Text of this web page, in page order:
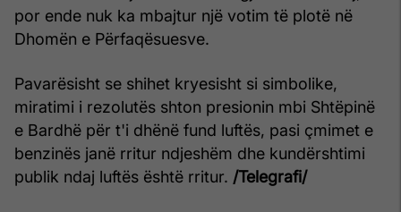
por ende nuk ka mbajtur një votim të plotë në
Dhomën e Përfaqësuesve.
Pavarësisht se shihet kryesisht si simbolike,
miratimi i rezolutës shton presionin mbi Shtëpinë
e Bardhë për t'i dhënë fund luftës, pasi çmimet e
benzinës janë rritur ndjeshëm dhe kundërshtimi
publik ndaj luftës është rritur. /Telegrafi/